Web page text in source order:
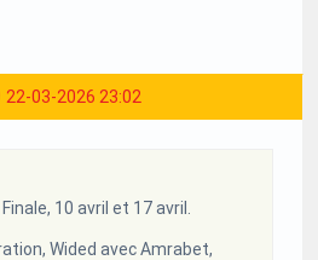
22-03-2026 23:02
10 avril et 17 avril.
Wided avec Amrabet,